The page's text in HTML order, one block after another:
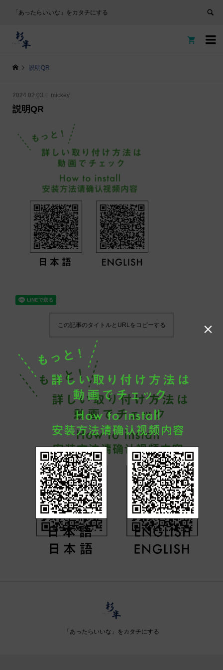
「あったらいいな」をカタチにする


説明QR
2024.02.03 mickey
説明QR
この記事のタイトルとURLをコピーする
「あったらいいな」をカタチにする
